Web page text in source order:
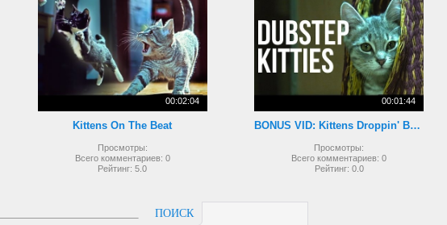
00:02:04
Kittens On The Beat
Просмотры:
Всего комментариев: 0
Рейтинг: 5.0
00:01:44
BONUS VID: Kittens Droppin' Beats
Просмотры:
Всего комментариев: 0
Рейтинг: 0.0
ПОИСК